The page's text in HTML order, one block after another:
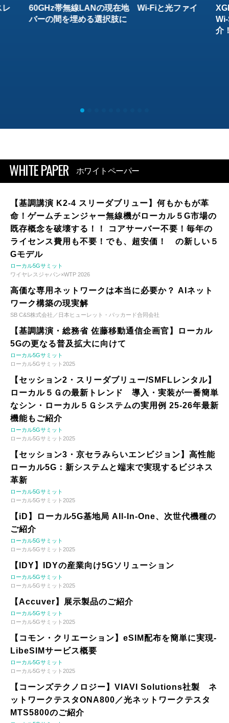
レ
60GHz帯無線LANの現在地 Wi-Fiと光ファイ
バーの間を埋める選択肢に
介
WHITE PAPER ホワイトペーパー
【基調講演 K2-4 スリーダブリュー】何もかもが革
命！ゲームチェンジャー無線機がローカル５G市場の
既存概念を破壊する！！ コアサーバー不要！毎年の
ライセンス費用も不要！でも、超安価！ の新しい５
Gモデル
ローカル5Gサミット
ワイヤレスジャパン×WTP 2026
高価な専用ネットワークは本当に必要か？ AIネット
ワーク構築の現実解
SB C&S株式会社／日本ヒューレット・パッカード合同会社
【基調講演・総務省 佐藤移動通信企画官】ローカル
5Gの更なる普及拡大に向けて
ローカル5Gサミット
ローカル5Gサミット2025
【セッション2・スリーダブリュー/SMFLレンタル】
ローカル５Ｇの最新トレンド 導入・実装が一番簡単
なシン・ローカル５Ｇシステムの実用例 25-26年最新
機能もご紹介
ローカル5Gサミット
ローカル5Gサミット2025
【セッション3・京セラみらいエンビジョン】高性能
ローカル5G：新システムと端末で実現するビジネス
革新
ローカル5Gサミット
ローカル5Gサミット2025
【iD】ローカル5G基地局 All-In-One、次世代機種の
ご紹介
ローカル5Gサミット
ローカル5Gサミット2025
【IDY】IDYの産業向け5Gソリューション
ローカル5Gサミット
ローカル5Gサミット2025
【Accuver】展示製品のご紹介
ローカル5Gサミット
ローカル5Gサミット2025
【コモン・クリエーション】eSIM配布を簡単に実現-
LibeSIMサービス概要
ローカル5Gサミット
ローカル5Gサミット2025
【コーンズテクノロジー】VIAVI Solutions社製 ネ
ットワークテスタONA800／光ネットワークテスタ
MTS5800のご紹介